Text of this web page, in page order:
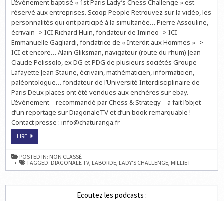
À
HEURES
L’événement baptisé « 1st Paris Lady’s Chess Challenge » est
réservé aux entreprises. Scoop People Retrouvez sur la vidéo, les
personnalités qui ont participé à la simultanée… Pierre Assouline,
écrivain -> ICI Richard Huin, fondateur de Imineo -> ICI
Emmanuelle Gagliardi, fondatrice de « Interdit aux Hommes » ->
ICI et encore… Alain Gliksman, navigateur (route du rhum) Jean
Claude Pelissolo, ex DG et PDG de plusieurs sociétés Groupe
Lafayette Jean Staune, écrivain, mathématicien, informaticien,
paléontologue… fondateur de l’Université Interdisciplinaire de
Paris Deux places ont été vendues aux enchères sur ebay.
L’événement – recommandé par Chess & Strategy – a fait l’objet
d’un reportage sur DiagonaleTV et d’un book remarquable !
Contact presse : info@chaturanga.fr
LIRE1ST
LADY’S
CHESS
CHALLENGE,
AUJOURD’HUI
À
HEURES
POSTED IN: NON CLASSÉ
TAGGED: DIAGONALE TV, LABORDE, LADY'S CHALLENGE, MILLIET
Ecoutez les podcasts :